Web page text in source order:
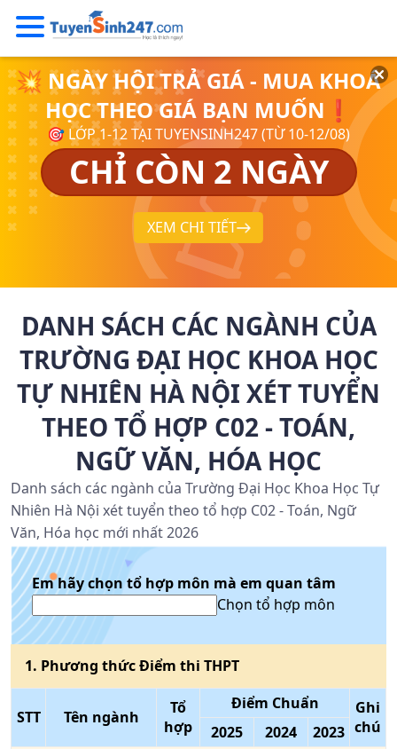
💥 NGÀY HỘI TRẢ GIÁ - MUA KHOÁ
HỌC THEO GIÁ BẠN MUỐN❗
🎯 LỚP 1-12 TẠI TUYENSINH247 (TỪ 10-12/08)
CHỈ CÒN 2 NGÀY
XEM CHI TIẾT
DANH SÁCH CÁC NGÀNH CỦA
TRƯỜNG ĐẠI HỌC KHOA HỌC
TỰ NHIÊN HÀ NỘI XÉT TUYỂN
THEO TỔ HỢP C02 - TOÁN,
NGỮ VĂN, HÓA HỌC
Danh sách các ngành của Trường Đại Học Khoa Học Tự
Nhiên Hà Nội xét tuyển theo tổ hợp C02 - Toán, Ngữ
Văn, Hóa học mới nhất 2026
Em hãy chọn tổ hợp môn mà em quan tâm
Chọn tổ hợp môn
1. Phương thứcĐiểm thi THPT
STT Tên ngành
Tổ
hợp
Điểm Chuẩn
Ghi
chú
2025 2024
2023